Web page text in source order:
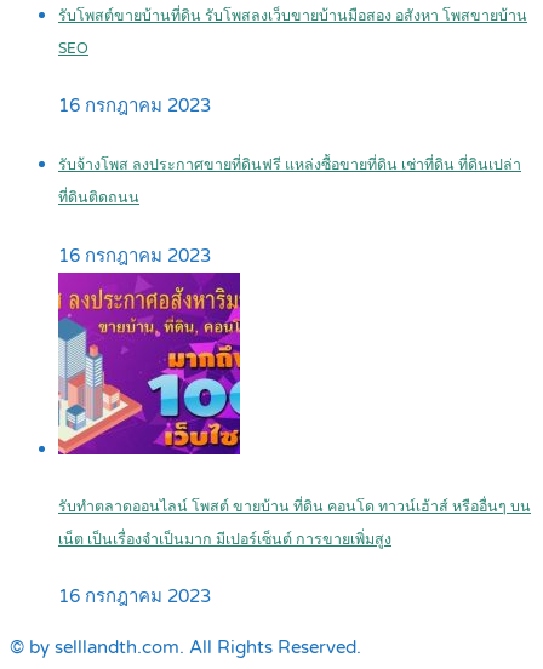
รับโพสต์ขายบ้านที่ดิน รับโพสลงเว็บขายบ้านมือสอง อสังหา โพสขายบ้าน
SEO
16 กรกฎาคม 2023
รับจ้างโพส ลงประกาศขายที่ดินฟรี แหล่งซื้อขายที่ดิน เช่าที่ดิน ที่ดินเปล่า
ที่ดินติดถนน
16 กรกฎาคม 2023
รับทำตลาดออนไลน์ โพสต์ ขายบ้าน ที่ดิน คอนโด ทาวน์เฮ้าส์ หรืออื่นๆ บน
เน็ต เป็นเรื่องจำเป็นมาก มีเปอร์เซ็นต์ การขายเพิ่มสูง
16 กรกฎาคม 2023
© by selllandth.com. All Rights Reserved.